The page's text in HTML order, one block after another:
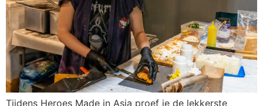
Tijdens Heroes Made in Asia proef je de lekkerste